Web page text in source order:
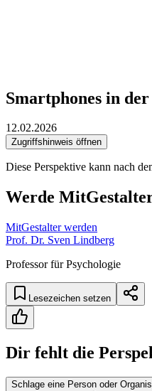
Smartphones in
12.02.2026
Zugriffshinweis öffnen
Diese Perspektive kann nach
Werde
MitGestalter werden
Prof. Dr. Sven Lindberg
Professor für Psychologie
Lesezeichen setzen
Dir fehlt die
Schlage eine Person oder